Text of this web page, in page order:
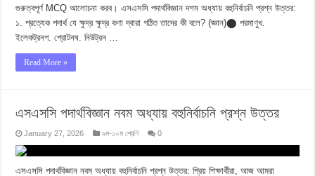
গুরুত্বপূর্ণ MCQ আলোচনা করব। এসএসসি পদার্থবিজ্ঞান দশম অধ্যায় বহুনির্বাচনি প্রশ্ন উত্তর:
১. প্রত্যেক পদার্থ যে ক্ষুদ্র ক্ষুদ্র কণা দ্বারা গঠিত তাদের কী বলে? (জ্ঞান)⬤ পরমাণুখ.
ইলেকট্রনগ. প্রোটনঘ. নিউট্রন …
Read More »
এসএসসি পদার্থবিজ্ঞান নবম অধ্যায় বহুনির্বাচনি প্রশ্ন উত্তর
January 27, 2026 ৯ম-১০ম শ্রেণি 0
এসএসসি পদার্থবিজ্ঞান নবম অধ্যায় বহুনির্বাচনি প্রশ্ন উত্তর: প্রিয় শিক্ষার্থীরা, আজ আমরা